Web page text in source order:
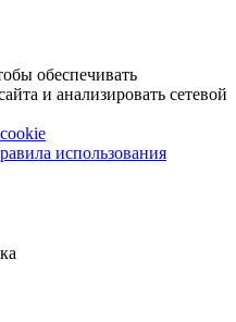
обеспечивать
и анализировать сетевой
использования